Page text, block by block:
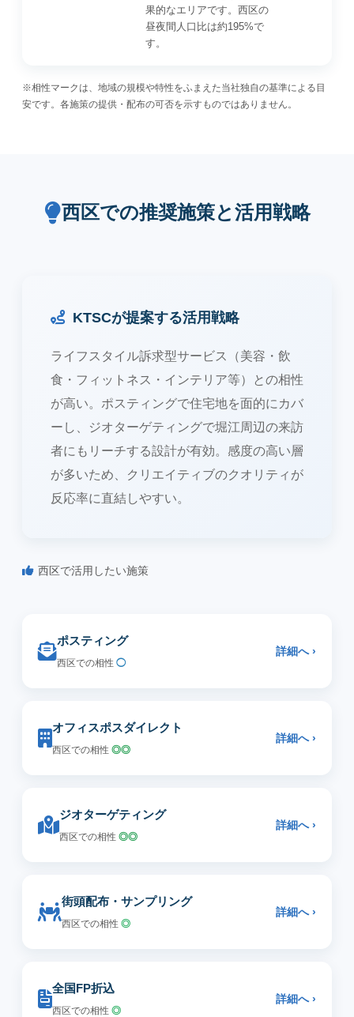
果的なエリアです。西区の
昼夜間人口比は約195%で
す。
※相性マークは、地域の規模や特性をふまえた当社独自の基準による目
安です。各施策の提供・配布の可否を示すものではありません。
西区での推奨施策と活用戦略
KTSCが提案する活用戦略
ライフスタイル訴求型サービス（美容・飲
食・フィットネス・インテリア等）との相性
が高い。ポスティングで住宅地を面的にカバ
ーし、ジオターゲティングで堀江周辺の来訪
者にもリーチする設計が有効。感度の高い層
が多いため、クリエイティブのクオリティが
反応率に直結しやすい。
西区で活用したい施策
ポスティング
西区での相性 ◯
詳細へ ›
オフィスポスダイレクト
西区での相性 ◎◎
詳細へ ›
ジオターゲティング
西区での相性 ◎◎
詳細へ ›
街頭配布・サンプリング
西区での相性 ◎
詳細へ ›
全国FP折込
西区での相性 ◎
詳細へ ›